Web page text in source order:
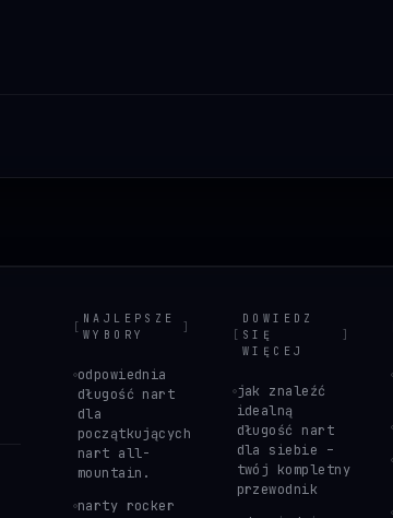
[
NAJLEPSZE
WYBORY
]
odpowiednia
długość nart
dla
początkujących
nart all-
mountain.
narty rocker
[
DOWIEDZ
SIĘ
WIĘCEJ
]
jak znaleźć
idealną
długość nart
dla siebie –
twój kompletny
przewodnik